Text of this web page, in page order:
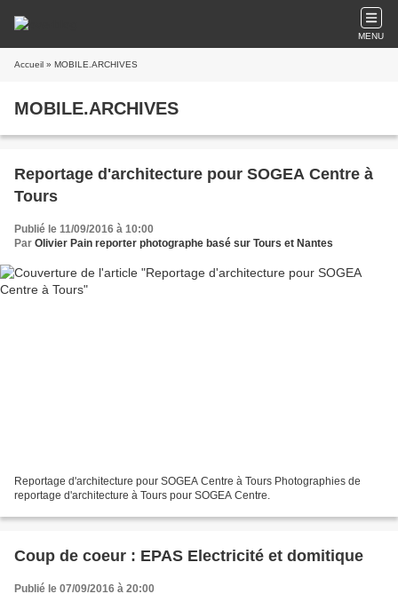
MENU
Accueil » MOBILE.ARCHIVES
MOBILE.ARCHIVES
Reportage d'architecture pour SOGEA Centre à
Tours
Publié le 11/09/2016 à 10:00
Par Olivier Pain reporter photographe basé sur Tours et Nantes
Reportage d'architecture pour SOGEA Centre à Tours Photographies de
reportage d'architecture à Tours pour SOGEA Centre.
Coup de coeur : EPAS Electricité et domitique
Publié le 07/09/2016 à 20:00